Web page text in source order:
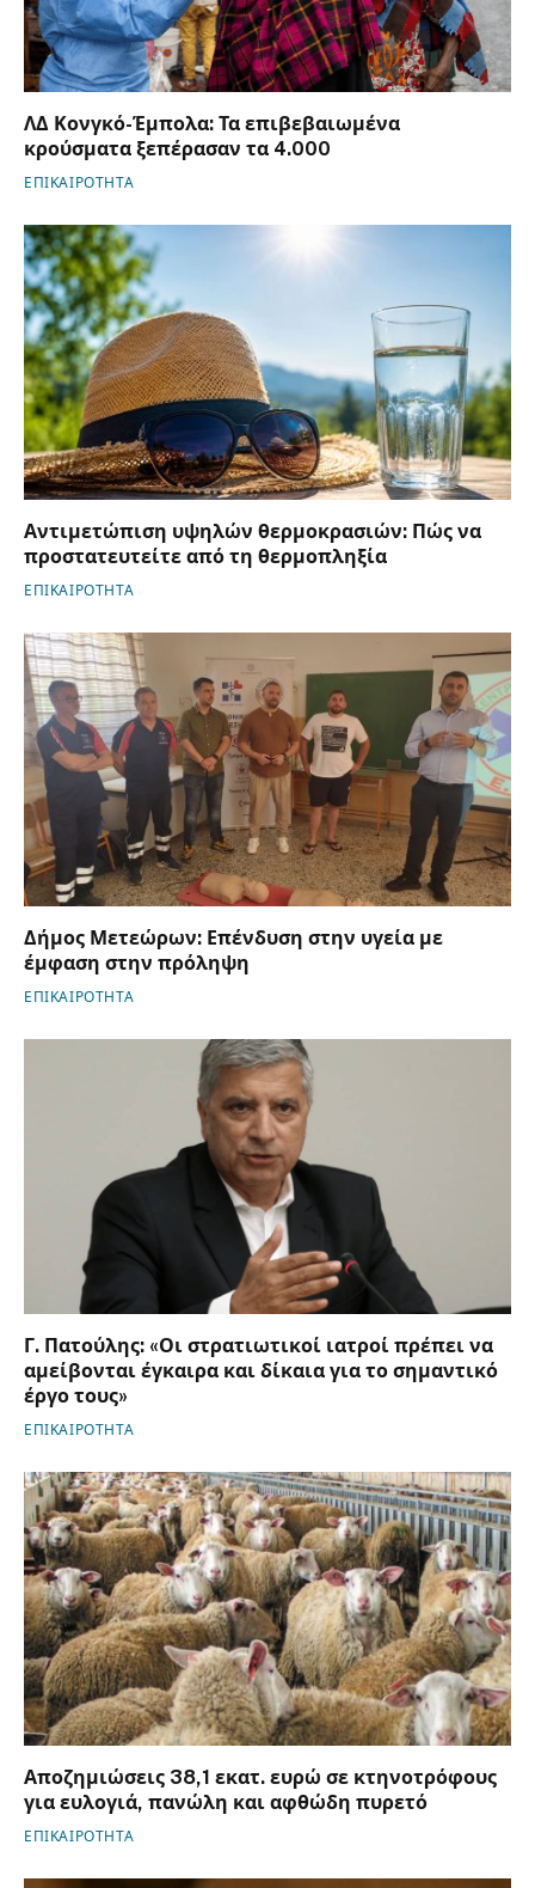
ΛΔ Κονγκό-Έμπολα: Τα επιβεβαιωμένα
κρούσματα ξεπέρασαν τα 4.000
ΕΠΙΚΑΙΡΟΤΗΤΑ
Αντιμετώπιση υψηλών θερμοκρασιών: Πώς να
προστατευτείτε από τη θερμοπληξία
ΕΠΙΚΑΙΡΟΤΗΤΑ
Δήμος Μετεώρων: Επένδυση στην υγεία με
έμφαση στην πρόληψη
ΕΠΙΚΑΙΡΟΤΗΤΑ
Γ. Πατούλης: «Οι στρατιωτικοί ιατροί πρέπει να
αμείβονται έγκαιρα και δίκαια για το σημαντικό
έργο τους»
ΕΠΙΚΑΙΡΟΤΗΤΑ
Αποζημιώσεις 38,1 εκατ. ευρώ σε κτηνοτρόφους
για ευλογιά, πανώλη και αφθώδη πυρετό
ΕΠΙΚΑΙΡΟΤΗΤΑ